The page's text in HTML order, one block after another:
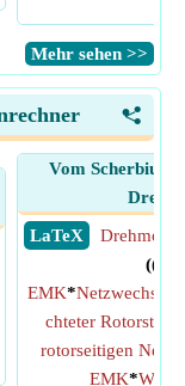
​Mehr sehen >>
<
Vom Scherbius-
​ LaTeX
((
EMK*
chteter Rotorstrom
rotorseitigen
EMK*